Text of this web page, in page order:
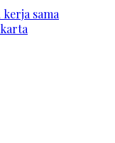
sama